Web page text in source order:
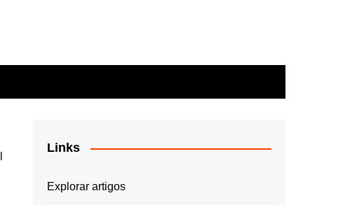
Links
Explorar artigos